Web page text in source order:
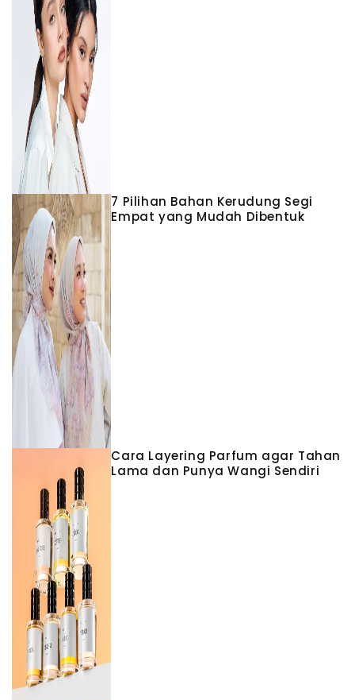
7 Pilihan Bahan Kerudung Segi
Empat yang Mudah Dibentuk
Cara Layering Parfum agar Tahan
Lama dan Punya Wangi Sendiri